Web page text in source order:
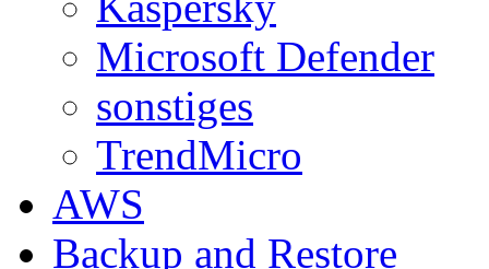
Microsoft Defender
sonstiges
TrendMicro
AWS
Backup and Restore